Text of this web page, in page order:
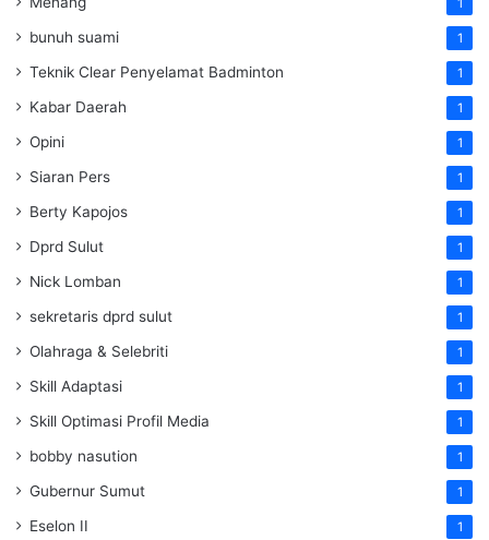
1
bunuh suami 1
Teknik Clear Penyelamat Badminton 1
Kabar Daerah 1
Opini 1
Siaran Pers 1
Berty Kapojos 1
Dprd Sulut 1
Nick Lomban 1
sekretaris dprd sulut 1
Olahraga & Selebriti 1
Skill Adaptasi 1
Skill Optimasi Profil Media 1
bobby nasution 1
Gubernur Sumut 1
Eselon II 1